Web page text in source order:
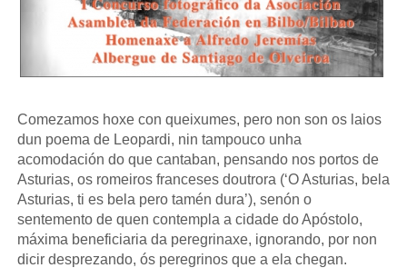
Comezamos hoxe con queixumes, pero non son os laios
dun poema de Leopardi, nin tampouco unha
acomodación do que cantaban, pensando nos portos de
Asturias, os romeiros franceses doutrora (‘O Asturias, bela
Asturias, ti es bela pero tamén dura’), senón o
sentemento de quen contempla a cidade do Apóstolo,
máxima beneficiaria da peregrinaxe, ignorando, por non
dicir desprezando, ós peregrinos que a ela chegan.